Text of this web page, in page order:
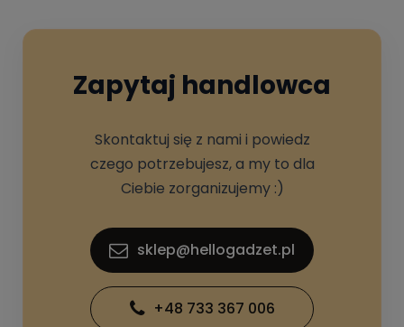
Zapytaj handlowca
Skontaktuj się z nami i powiedz
czego potrzebujesz, a my to dla
Ciebie zorganizujemy :)
sklep@hellogadzet.pl
+48 733 367 006